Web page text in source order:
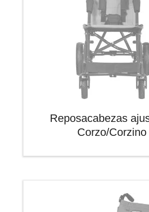
Reposacabezas
Corzo/Corzino